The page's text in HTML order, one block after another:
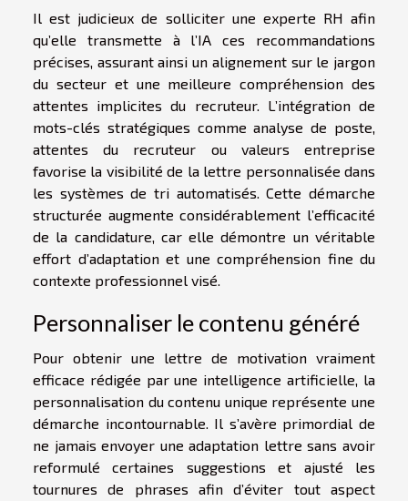
Il est judicieux de solliciter une experte RH afin
qu’elle transmette à l’IA ces recommandations
précises, assurant ainsi un alignement sur le jargon
du secteur et une meilleure compréhension des
attentes implicites du recruteur. L’intégration de
mots-clés stratégiques comme analyse de poste,
attentes du recruteur ou valeurs entreprise
favorise la visibilité de la lettre personnalisée dans
les systèmes de tri automatisés. Cette démarche
structurée augmente considérablement l’efficacité
de la candidature, car elle démontre un véritable
effort d’adaptation et une compréhension fine du
contexte professionnel visé.
Personnaliser le contenu généré
Pour obtenir une lettre de motivation vraiment
efficace rédigée par une intelligence artificielle, la
personnalisation du contenu unique représente une
démarche incontournable. Il s’avère primordial de
ne jamais envoyer une adaptation lettre sans avoir
reformulé certaines suggestions et ajusté les
tournures de phrases afin d’éviter tout aspect